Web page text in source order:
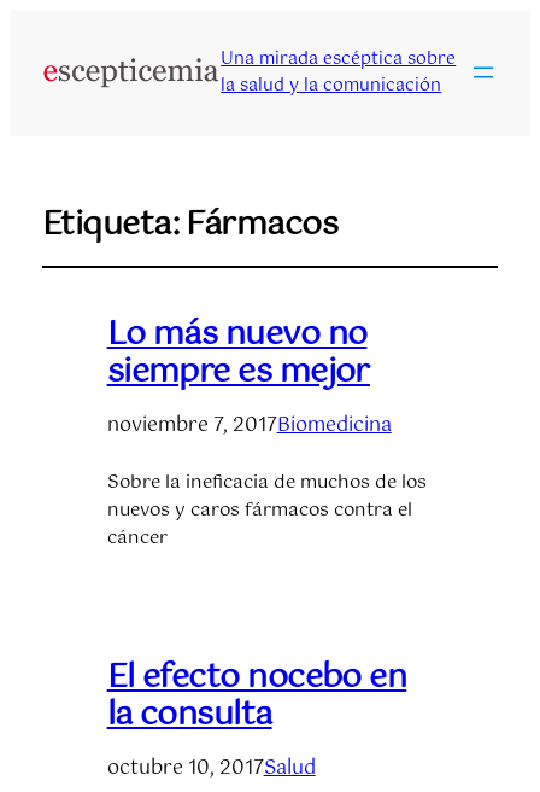
Una mirada escéptica sobre
la salud y la comunicación
Etiqueta:Fármacos
Lo más nuevo no
siempre es mejor
noviembre 7, 2017Biomedicina
Sobre la ineficacia de muchos de los
nuevos y caros fármacos contra el
cáncer
El efecto nocebo en
la consulta
octubre 10, 2017Salud